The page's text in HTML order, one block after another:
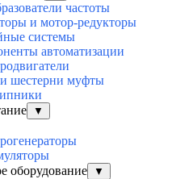
частоты
и мотор-редукторы
системы
автоматизации
шестерни муфты
▼
оборудование
▼